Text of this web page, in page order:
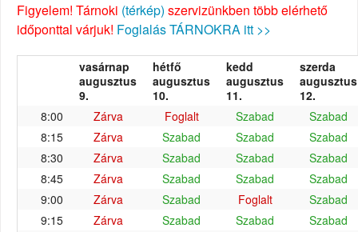
Figyelem! Tárnoki (térkép) szervizünkben több elérhető
időponttal várjuk! Foglalás TÁRNOKRA itt >>
vasárnap
augusztus
9.
hétfő
augusztus
10.
kedd
augusztus
11.
szerda
augusztus
12.
8:00
Zárva Foglalt Szabad
Szabad
8:15
Zárva Szabad Szabad
Szabad
8:30
Zárva Szabad Szabad
Szabad
8:45
Zárva Szabad Szabad
Szabad
9:00
Zárva Szabad Foglalt
Szabad
9:15
Zárva Szabad Szabad
Szabad